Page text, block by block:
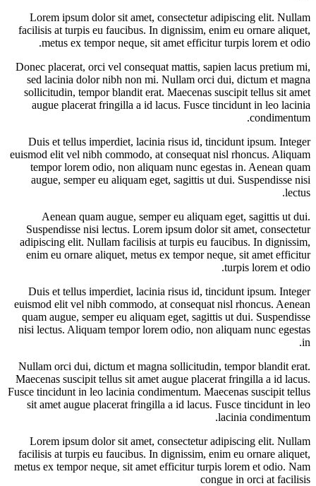
Lorem ipsum dolor sit amet, consectetur adipiscing elit. Nullam
facilisis at turpis eu faucibus. In dignissim, enim eu ornare aliquet,
metus ex tempor neque, sit amet efficitur turpis lorem et odio.
Donec placerat, orci vel consequat mattis, sapien lacus pretium mi,
sed lacinia dolor nibh non mi. Nullam orci dui, dictum et magna
sollicitudin, tempor blandit erat. Maecenas suscipit tellus sit amet
augue placerat fringilla a id lacus. Fusce tincidunt in leo lacinia
condimentum.
Duis et tellus imperdiet, lacinia risus id, tincidunt ipsum. Integer
euismod elit vel nibh commodo, at consequat nisl rhoncus. Aliquam
tempor lorem odio, non aliquam nunc egestas in. Aenean quam
augue, semper eu aliquam eget, sagittis ut dui. Suspendisse nisi
lectus.
Aenean quam augue, semper eu aliquam eget, sagittis ut dui.
Suspendisse nisi lectus. Lorem ipsum dolor sit amet, consectetur
adipiscing elit. Nullam facilisis at turpis eu faucibus. In dignissim,
enim eu ornare aliquet, metus ex tempor neque, sit amet efficitur
turpis lorem et odio.
Duis et tellus imperdiet, lacinia risus id, tincidunt ipsum. Integer
euismod elit vel nibh commodo, at consequat nisl rhoncus. Aenean
quam augue, semper eu aliquam eget, sagittis ut dui. Suspendisse
nisi lectus. Aliquam tempor lorem odio, non aliquam nunc egestas
in.
Nullam orci dui, dictum et magna sollicitudin, tempor blandit erat.
Maecenas suscipit tellus sit amet augue placerat fringilla a id lacus.
Fusce tincidunt in leo lacinia condimentum. Maecenas suscipit tellus
sit amet augue placerat fringilla a id lacus. Fusce tincidunt in leo
lacinia condimentum.
Lorem ipsum dolor sit amet, consectetur adipiscing elit. Nullam
facilisis at turpis eu faucibus. In dignissim, enim eu ornare aliquet,
metus ex tempor neque, sit amet efficitur turpis lorem et odio. Nam
congue in orci at facilisis